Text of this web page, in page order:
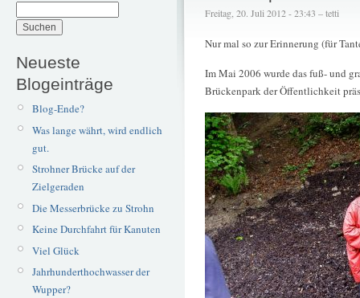
Neueste
Blogeinträge
Blog-Ende?
Was lange währt, wird endlich
gut.
Strohner Brücke auf der
Zielgeraden
Die Messerbrücke zu Strohn
Keine Durchfahrt für Kanuten
Viel Glück
Jahrhunderthochwasser der
Wupper?
Freitag, 20. Juli 2012 - 23:43 – tetti
Nur mal so zur Erinnerung (für
Im Mai 2006 wurde das fuß- und
Brückenpark der Öffentlichkeit